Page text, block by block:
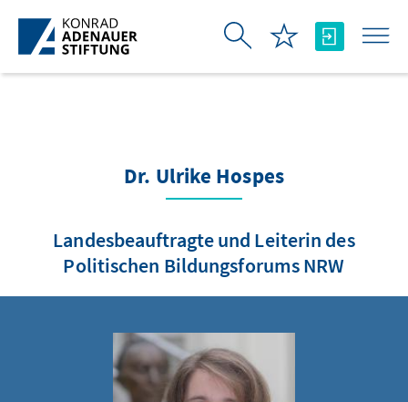
Skip to Main Content
Dr. Ulrike Hospes
Landesbeauftragte und Leiterin des
Politischen Bildungsforums NRW